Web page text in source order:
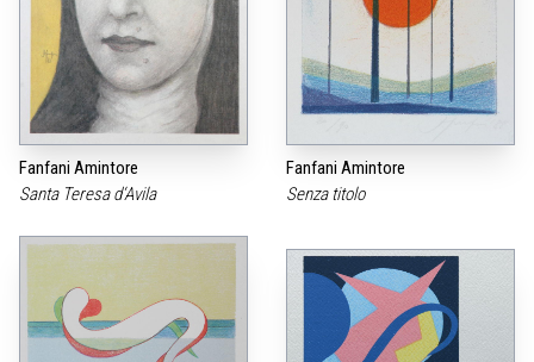
Fanfani Amintore
Santa Teresa d‘Avila
Fanfani Amintore
Senza titolo